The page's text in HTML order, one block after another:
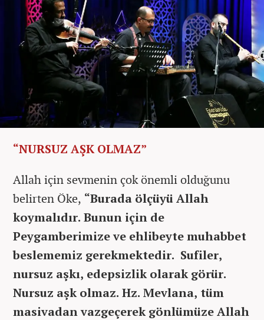
“NURSUZ AŞK OLMAZ”
Allah için sevmenin çok önemli olduğunu
belirten Öke, “Burada ölçüyü Allah
koymalıdır. Bunun için de
Peygamberimize ve ehlibeyte muhabbet
beslememiz gerekmektedir. Sufiler,
nursuz aşkı, edepsizlik olarak görür.
Nursuz aşk olmaz. Hz. Mevlana, tüm
masivadan vazgeçerek gönlümüze Allah